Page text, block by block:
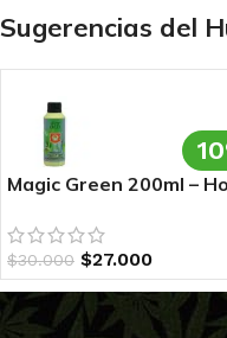
Sugerencias del
Magic Green 200ml –
$30.000 $27.000